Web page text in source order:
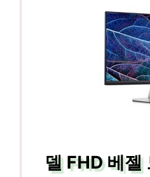
델 FHD 베